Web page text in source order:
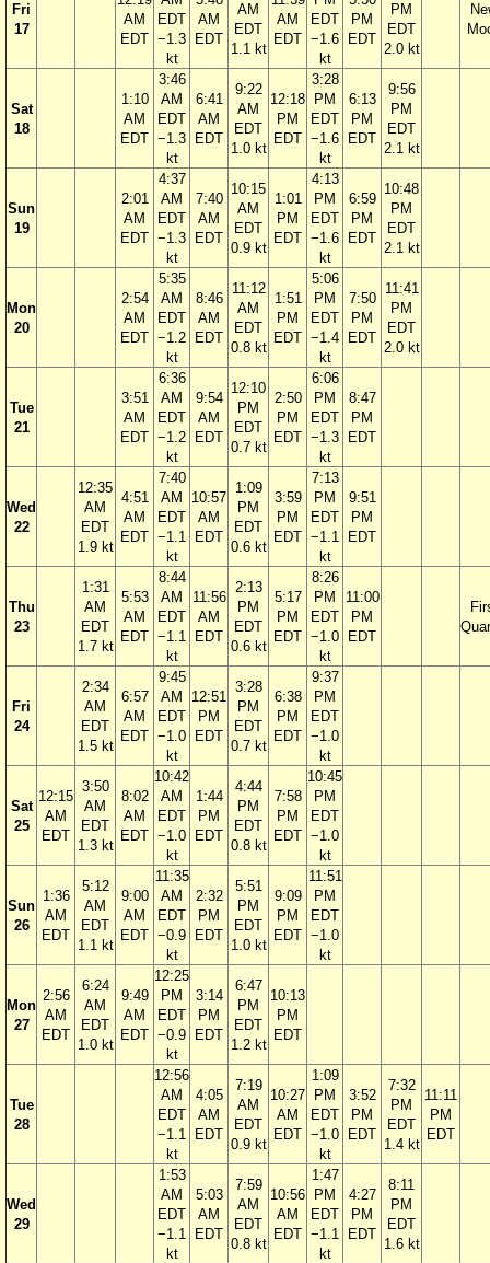
Fri
17
AM
EDT
EDT
−1.3
kt
AM
EDT
AM
EDT
1.1 kt
AM
EDT
EDT
−1.6
kt
PM
EDT
PM
EDT
2.0 kt
Sat
18
1:10
AM
EDT
3:46
AM
EDT
−1.3
kt
6:41
AM
EDT
9:22
AM
EDT
1.0 kt
12:18
PM
EDT
3:28
PM
EDT
−1.6
kt
6:13
PM
EDT
9:56
PM
EDT
2.1 kt
Sun
19
2:01
AM
EDT
4:37
AM
EDT
−1.3
kt
7:40
AM
EDT
10:15
AM
EDT
0.9 kt
1:01
PM
EDT
4:13
PM
EDT
−1.6
kt
6:59
PM
EDT
10:48
PM
EDT
2.1 kt
Mon
20
2:54
AM
EDT
5:35
AM
EDT
−1.2
kt
8:46
AM
EDT
11:12
AM
EDT
0.8 kt
1:51
PM
EDT
5:06
PM
EDT
−1.4
kt
7:50
PM
EDT
11:41
PM
EDT
2.0 kt
Tue
21
3:51
AM
EDT
6:36
AM
EDT
−1.2
kt
9:54
AM
EDT
12:10
PM
EDT
0.7 kt
2:50
PM
EDT
6:06
PM
EDT
−1.3
kt
8:47
PM
EDT
Wed
22
12:35
AM
EDT
1.9 kt
4:51
AM
EDT
7:40
AM
EDT
−1.1
kt
10:57
AM
EDT
1:09
PM
EDT
0.6 kt
3:59
PM
EDT
7:13
PM
EDT
−1.1
kt
9:51
PM
EDT
Thu
23
1:31
AM
EDT
1.7 kt
5:53
AM
EDT
8:44
AM
EDT
−1.1
kt
11:56
AM
EDT
2:13
PM
EDT
0.6 kt
5:17
PM
EDT
8:26
PM
EDT
−1.0
kt
11:00
PM
EDT
Fri
24
2:34
AM
EDT
1.5 kt
6:57
AM
EDT
9:45
AM
EDT
−1.0
kt
12:51
PM
EDT
3:28
PM
EDT
0.7 kt
6:38
PM
EDT
9:37
PM
EDT
−1.0
kt
Sat
25
12:15
AM
EDT
3:50
AM
EDT
1.3 kt
8:02
AM
EDT
10:42
AM
EDT
−1.0
kt
1:44
PM
EDT
4:44
PM
EDT
0.8 kt
7:58
PM
EDT
10:45
PM
EDT
−1.0
kt
Sun
26
1:36
AM
EDT
5:12
AM
EDT
1.1 kt
9:00
AM
EDT
11:35
AM
EDT
−0.9
kt
2:32
PM
EDT
5:51
PM
EDT
1.0 kt
9:09
PM
EDT
11:51
PM
EDT
−1.0
kt
Mon
27
2:56
AM
EDT
6:24
AM
EDT
1.0 kt
9:49
AM
EDT
12:25
PM
EDT
−0.9
kt
3:14
PM
EDT
6:47
PM
EDT
1.2 kt
10:13
PM
EDT
Tue
28
12:56
AM
EDT
−1.1
kt
4:05
AM
EDT
7:19
AM
EDT
0.9 kt
10:27
AM
EDT
1:09
PM
EDT
−1.0
kt
3:52
PM
EDT
7:32
PM
EDT
1.4 kt
11:11
PM
EDT
Wed
29
1:53
AM
EDT
−1.1
kt
5:03
AM
EDT
7:59
AM
EDT
0.8 kt
10:56
AM
EDT
1:47
PM
EDT
−1.1
kt
4:27
PM
EDT
8:11
PM
EDT
1.6 kt